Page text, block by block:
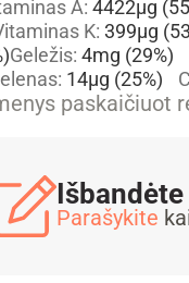
A: 4422µg
K: 399µg
Geležis: 4mg (29%)
14µg (25%)
Parašykite